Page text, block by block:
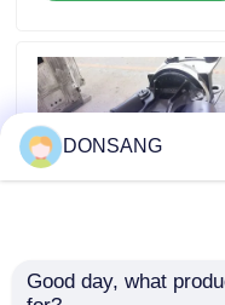
ติดต่อเรา
ขอใบเสนอราคา
ไฮดรอลิกร็อคเบรกเ
รถขุดไฮดรอลิกเบรก
Donsang
DONSANG
Good day, what